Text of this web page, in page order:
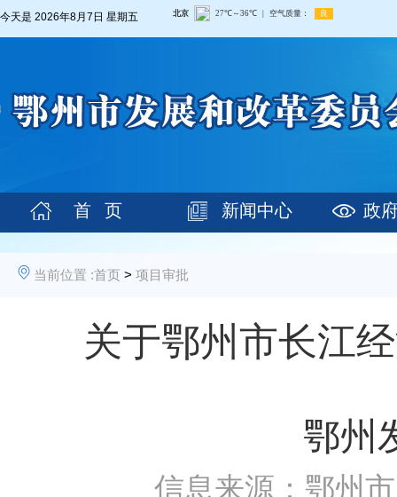
今天是 2026年8月7日 星期五
首 页 新闻中心 政
当前位置 :首页 > 项目审批
关于鄂州市长江
鄂州
信息来源：鄂州